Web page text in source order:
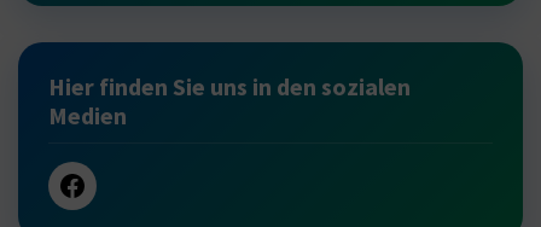
Hier finden Sie uns in den sozialen
Medien